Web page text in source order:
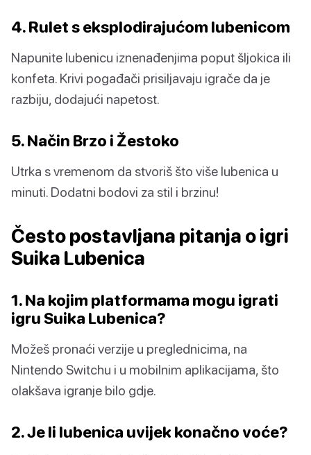
4. Rulet s eksplodirajućom lubenicom
Napunite lubenicu iznenađenjima poput šljokica ili
konfeta. Krivi pogađači prisiljavaju igrače da je
razbiju, dodajući napetost.
5. Način Brzo i Žestoko
Utrka s vremenom da stvoriš što više lubenica u
minuti. Dodatni bodovi za stil i brzinu!
Često postavljana pitanja o igri
Suika Lubenica
1. Na kojim platformama mogu igrati
igru Suika Lubenica?
Možeš pronaći verzije u preglednicima, na
Nintendo Switchu i u mobilnim aplikacijama, što
olakšava igranje bilo gdje.
2. Je li lubenica uvijek konačno voće?